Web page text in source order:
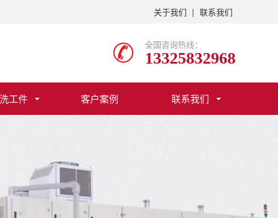
关于我们 | 联系我们
全国咨询热线：
13325832968
工件 客户案例 联系我们